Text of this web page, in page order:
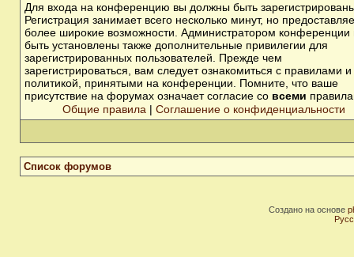
Для входа на конференцию вы должны быть
Регистрация занимает всего несколько минут, но
более широкие возможности. Администратором конференции
быть установлены также дополнительные привилегии для
зарегистрированных пользователей. Прежде чем
зарегистрироваться, вам следует ознакомиться с правилами и
политикой, принятыми на конференции. Помните, что ваше
присутствие на форумах означает согласие со всеми
Общие правила | Соглашение о конфиденциальности
Список форумов
Создано на основе